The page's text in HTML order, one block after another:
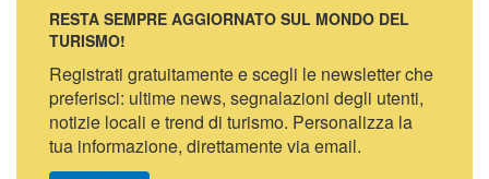
RESTA SEMPRE AGGIORNATO SUL MONDO DEL
TURISMO!
Registrati gratuitamente e scegli le newsletter che
preferisci: ultime news, segnalazioni degli utenti,
notizie locali e trend di turismo. Personalizza la
tua informazione, direttamente via email.